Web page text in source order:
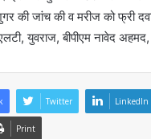
की जांच की व मरीज को फ्री
एलटी, युवराज, बीपीएम नावेद
Twitter LinkedIn
Print